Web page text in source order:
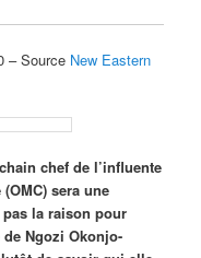
– Source New Eastern
chef de l’influente
sera une
pas la raison pour
Ngozi Okonjo-